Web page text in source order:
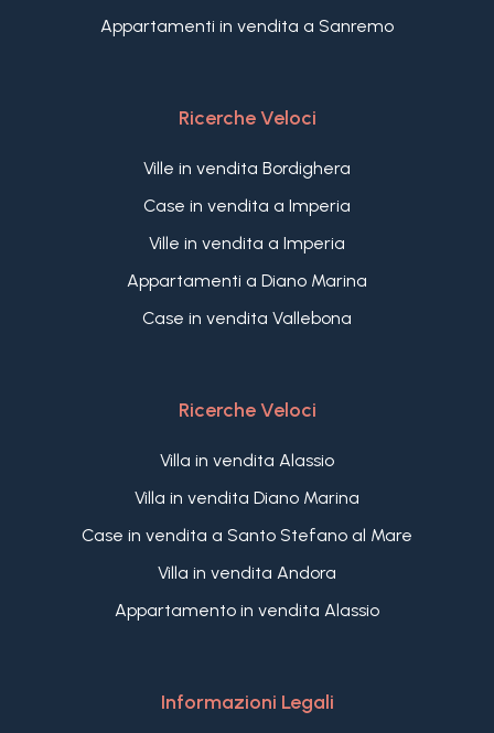
Appartamenti in vendita a Sanremo
Ricerche Veloci
Ville in vendita Bordighera
Case in vendita a Imperia
Ville in vendita a Imperia
Appartamenti a Diano Marina
Case in vendita Vallebona
Ricerche Veloci
Villa in vendita Alassio
Villa in vendita Diano Marina
Case in vendita a Santo Stefano al Mare
Villa in vendita Andora
Appartamento in vendita Alassio
Informazioni Legali